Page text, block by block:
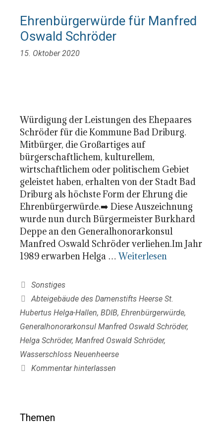
Ehrenbürgerwürde für Manfred
Oswald Schröder
15. Oktober 2020
Würdigung der Leistungen des Ehepaares
Schröder für die Kommune Bad Driburg.
Mitbürger, die Großartiges auf
bürgerschaftlichem, kulturellem,
wirtschaftlichem oder politischem Gebiet
geleistet haben, erhalten von der Stadt Bad
Driburg als höchste Form der Ehrung die
Ehrenbürgerwürde.➡️ Diese Auszeichnung
wurde nun durch Bürgermeister Burkhard
Deppe an den Generalhonorarkonsul
Manfred Oswald Schröder verliehen.Im Jahr
1989 erwarben Helga …Weiterlesen
Kategorien
Sonstiges
Schlagwörter
Abteigebäude des Damenstifts Heerse St.
Hubertus Helga-Hallen, BDIB, Ehrenbürgerwürde,
Generalhonorarkonsul Manfred Oswald Schröder,
Helga Schröder, Manfred Oswald Schröder,
Wasserschloss Neuenheerse
Kommentar hinterlassen
Themen